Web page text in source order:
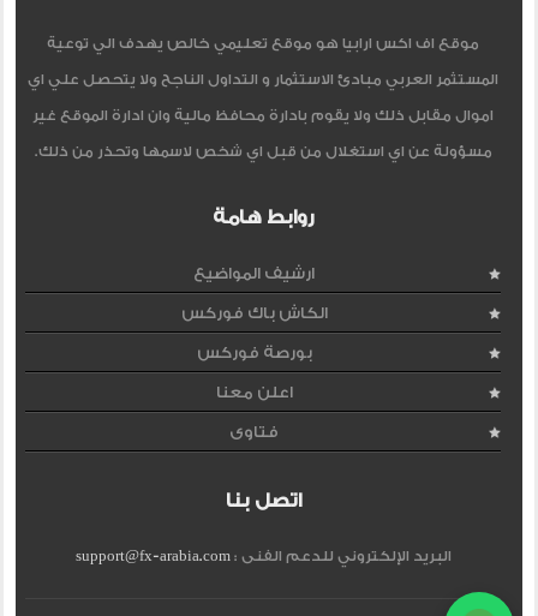
موقع اف اكس ارابيا هو موقع تعليمي خالص يهدف الي توعية
المستثمر العربي مبادئ الاستثمار و التداول الناجح ولا يتحصل علي اي
اموال مقابل ذلك ولا يقوم بادارة محافظ مالية وان ادارة الموقع غير
مسؤولة عن اي استغلال من قبل اي شخص لاسمها وتحذر من ذلك.
روابط هامة
ارشيف المواضيع
الكاش باك فوركس
بورصة فوركس
اعلن معنا
فتاوى
اتصل بنا
البريد الإلكتروني للدعم الفنى :support@fx-arabia.com